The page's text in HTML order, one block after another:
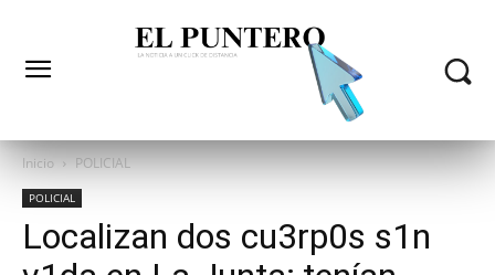
Inicio POLICIAL
POLICIAL
Localizan dos cu3rp0s s1n